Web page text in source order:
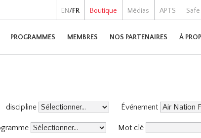
EN/FR Boutique Médias APTS
PROGRAMMES MEMBRES NOS PARTENAIRES À
discipline Événement
Mot clé